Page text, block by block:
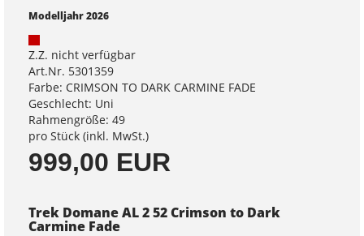
Modelljahr 2026
Z.Z. nicht verfügbar
Art.Nr. 5301359
Farbe: CRIMSON TO DARK CARMINE FADE
Geschlecht: Uni
Rahmengröße: 49
pro Stück (inkl. MwSt.)
999,00 EUR
Trek Domane AL 2 52 Crimson to Dark
Carmine Fade